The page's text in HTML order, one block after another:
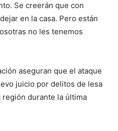
Se creerán que con
en la casa. Pero están
no les tenemos
aseguran que el ataque
juicio por delitos de lesa
durante la última